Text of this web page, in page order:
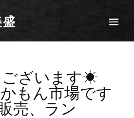
ございます☀
もん市場です
売、ラン